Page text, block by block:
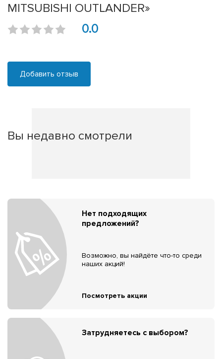
MITSUBISHI OUTLANDER»
0.0
Добавить отзыв
Вы недавно смотрели
Нет подходящих
предложений?
Возможно, вы найдёте что-то среди
наших акций!
Посмотреть акции
Затрудняетесь с выбором?